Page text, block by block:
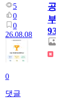
5
0
0
26.08.08
0
댓글
공
부
931